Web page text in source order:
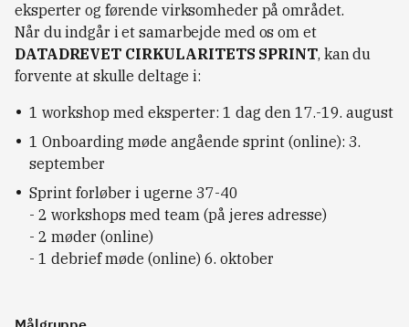
eksperter og førende virksomheder på området.
Når du indgår i et samarbejde med os om et
DATADREVET CIRKULARITETS SPRINT, kan du
forvente at skulle deltage i:
1 workshop med eksperter: 1 dag den 17.-19. august
1 Onboarding møde angående sprint (online): 3.
september
Sprint forløber i ugerne 37-40
- 2 workshops med team (på jeres adresse)
- 2 møder (online)
- 1 debrief møde (online) 6. oktober